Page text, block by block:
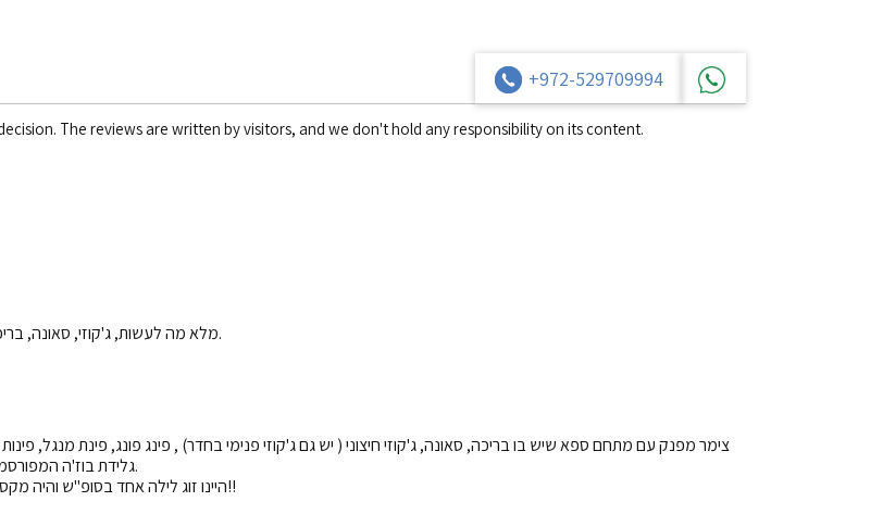
+972-529709994
The reviews are written by visitors, and we don't hold any responsibility on its content.
מלא מה לעשות, ג'קוזי, סאונה, בריכה, פינת מנגל ופינת מדורה הכל בטוב טעם. מומלץ מאד.
צימר מפנק עם מתחם ספא שיש בו בריכה, סאונה, ג'קוזי חיצוני ( יש גם ג'קוזי פנימי בחדר) , פינג פונג, פינת מנגל,
גלידת בוז'ה המפורסמת גם נמצאת ליד, סופרמרקטים פתוחים גם שישי שבת עד 22.
היינו זוג לילה אחד בסופ"ש והיה מקסים, יוסי מארח נפלא, כל בקשה נענתה בשמחה, מומלץ בחום!!